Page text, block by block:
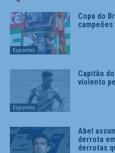
Esportes
Copa do
campeões
Esportes
Capitão
violento
Abel
derrota
derrotas